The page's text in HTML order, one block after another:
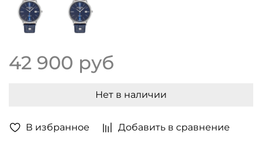
В избранное Добавить в сравнение
42 900 руб
Нет в наличии